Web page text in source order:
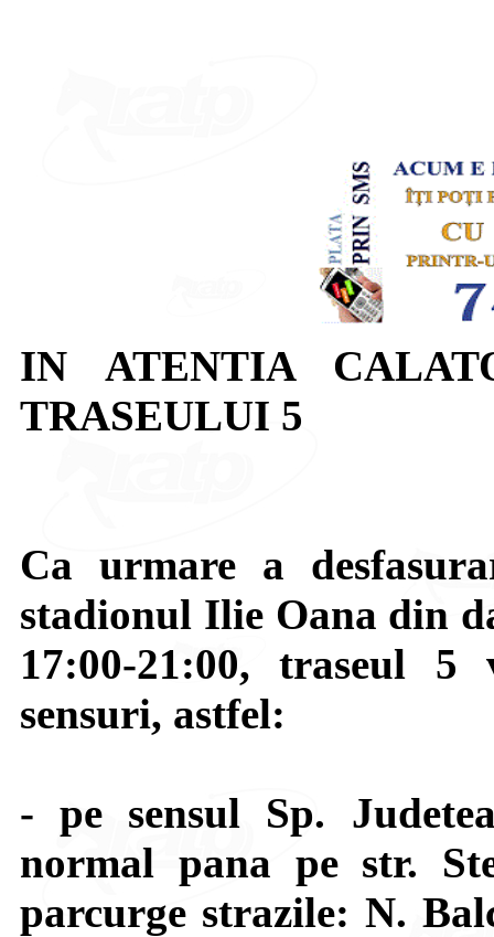
IN ATENTIA
TRASEULUI 5
Ca urmare a
stadionul Ilie Oana din
17:00-21:00, traseul
sensuri, astfel:
-pe sensul Sp.
normal pana pe str.
parcurge strazile: N.